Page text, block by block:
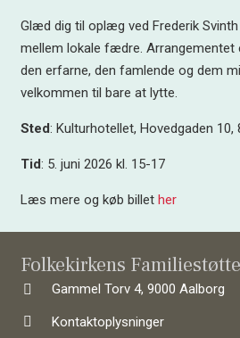
Glæd dig til oplæg ved Frederik
mellem lokale fædre.
den erfarne, den famlende og dem
velkommen til bare at lytte.
Sted: Kulturhotellet, Hovedgaden 10,
Tid: 5. juni 2026 kl. 15-17
Læs mere og køb billet her
Folkekirkens Familiestøtte
Gammel Torv 4, 9000 Aalborg
Kontaktoplysninger